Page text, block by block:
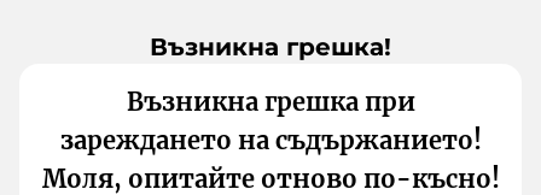
Възникна грешка!
Възникна грешка при
зареждането на съдържанието!
Моля, опитайте отново по-късно!